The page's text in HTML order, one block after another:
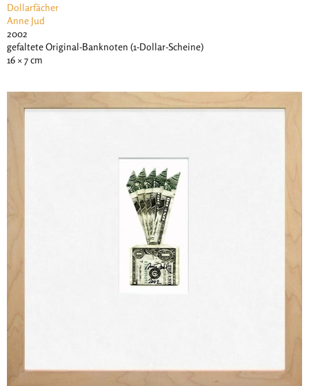
Dollarfächer
Anne Jud
2002
gefaltete Original-Banknoten (1-Dollar-Scheine)
16 × 7 cm